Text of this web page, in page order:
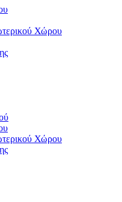
Χώρου
Χώρου